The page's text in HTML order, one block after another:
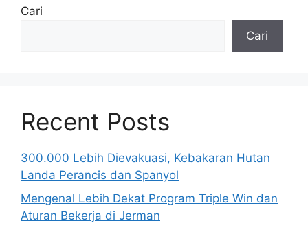
Cari
Cari
Recent Posts
300.000 Lebih Dievakuasi, Kebakaran Hutan
Landa Perancis dan Spanyol
Mengenal Lebih Dekat Program Triple Win dan
Aturan Bekerja di Jerman